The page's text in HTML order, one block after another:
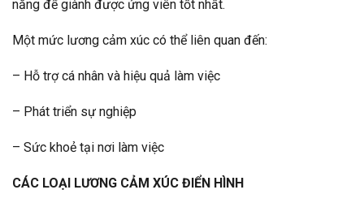
năng để giành được ứng viên tốt nhất.
Một mức lương cảm xúc có thể liên quan đến:
– Hỗ trợ cá nhân và hiệu quả làm việc
– Phát triển sự nghiệp
– Sức khoẻ tại nơi làm việc
CÁC LOẠI LƯƠNG CẢM XÚC ĐIỂN HÌNH